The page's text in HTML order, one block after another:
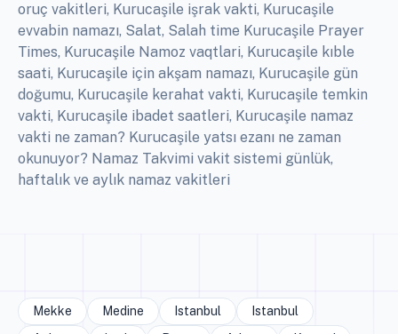
oruç vakitleri, Kurucaşile işrak vakti, Kurucaşile
evvabin namazı, Salat, Salah time Kurucaşile Prayer
Times, Kurucaşile Namoz vaqtlari, Kurucaşile kıble
saati, Kurucaşile için akşam namazı, Kurucaşile gün
doğumu, Kurucaşile kerahat vakti, Kurucaşile temkin
vakti, Kurucaşile ibadet saatleri, Kurucaşile namaz
vakti ne zaman? Kurucaşile yatsı ezanı ne zaman
okunuyor? Namaz Takvimi vakit sistemi günlük,
haftalık ve aylık namaz vakitleri
Mekke Medine Istanbul
Istanbul